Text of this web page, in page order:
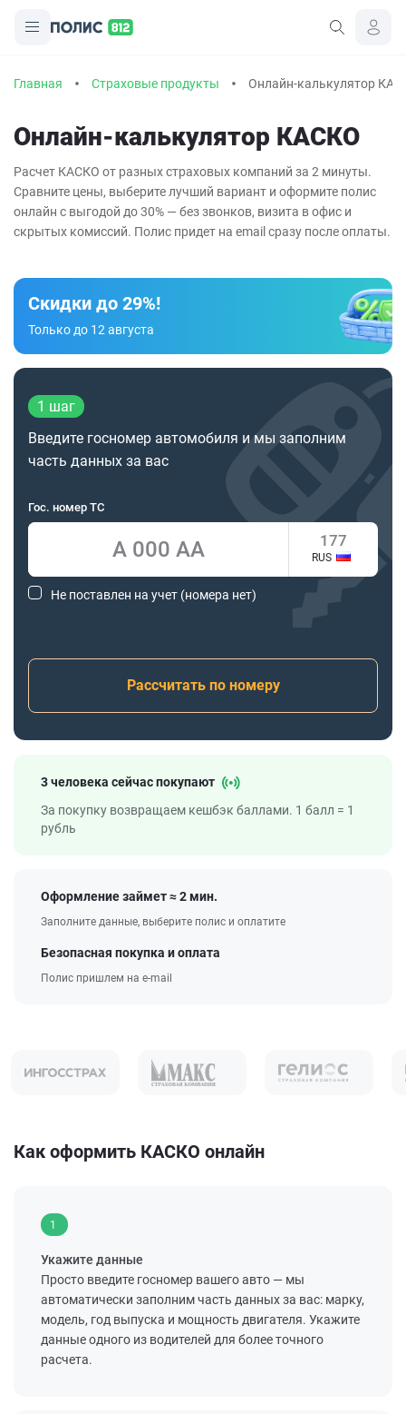
Главная Страховые продукты Онлайн-калькулятор
Онлайн-калькулятор КАСКО
Расчет КАСКО от разных страховых компаний за 2 минуты.
Сравните цены, выберите лучший вариант и оформите полис
онлайн с выгодой до 30% — без звонков, визита в офис и
скрытых комиссий. Полис придет на email сразу после оплаты.
Скидки до 29%!
Только до 12 августа
1 шаг
Введите госномер автомобиля и мы заполним
часть данных за вас
Гос. номер ТС
RUS
Не поставлен на учет (номера нет)
Рассчитать по номеру
3 человека сейчас покупают
За покупку возвращаем кешбэк баллами. 1 балл = 1
рубль
Оформление займет ≈ 2 мин.
Заполните данные, выберите полис и оплатите
Безопасная покупка и оплата
Полис пришлем на e-mail
Как оформить КАСКО онлайн
1
Укажите данные
Просто введите госномер вашего авто — мы
автоматически заполним часть данных за вас: марку,
модель, год выпуска и мощность двигателя. Укажите
данные одного из водителей для более точного
расчета.